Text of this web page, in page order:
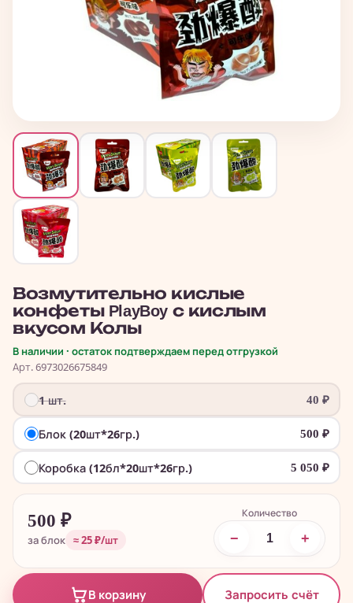
Возмутительно кислые
конфеты PlayBoy с кислым
вкусом Колы
В наличии · остаток подтверждаем перед отгрузкой
Арт. 6973026675849
1 шт. 40 ₽
Блок (20шт*26гр.) 500 ₽
Коробка (12бл*20шт*26гр.) 5 050 ₽
500 ₽
за блок ≈ 25 ₽/шт
Количество
− +
В корзину Запросить счёт